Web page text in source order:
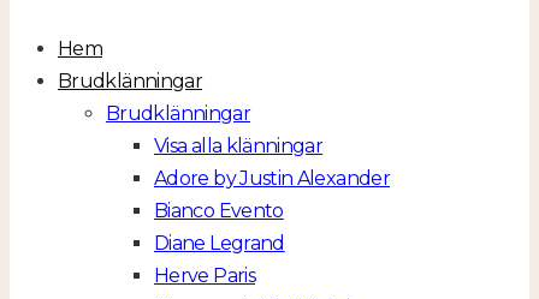
Hem
Brudklänningar
Brudklänningar
Visa alla klänningar
Adore by Justin Alexander
Bianco Evento
Diane Legrand
Herve Paris